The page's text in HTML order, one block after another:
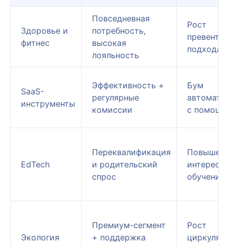
Здоровье и
фитнес
Повседневная
потребность,
высокая
лояльность
Рост
подхода
SaaS-
инструменты
Эффективность +
регулярные
комиссии
Бум
с
EdTech
Переквалификация
и родительский
спрос
интерес к
обучению
Экология
Премиум-сегмент
+ поддержка
Рост